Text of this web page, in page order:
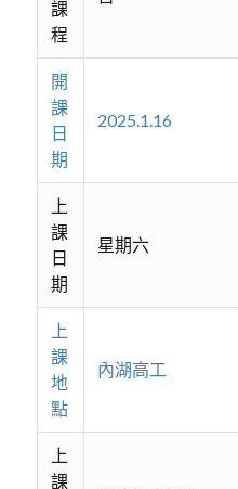
課
程
開
課
日
期
2025.1.16
上
課
日
期
星期六
上
課
地
點
內湖高工
上
課